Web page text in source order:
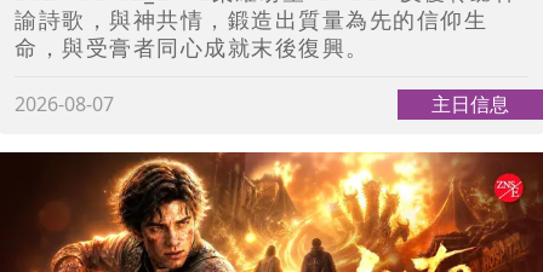
諭詩歌，與神共情，鍛造出質量為先的信仰生
命，與受膏者同心成就末後復興。
2026-08-07 主日信息